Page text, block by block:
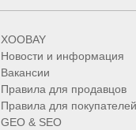
XOOBAY
Новости и информация
Вакансии
Правила для продавцов
Правила для покупателей
GEO & SEO